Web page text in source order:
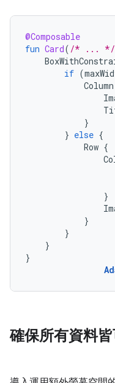
@Composable
fun Card( /* ... */
if (
Column
}
} else {
Row {
}
}
}
}
}
確保所有資料